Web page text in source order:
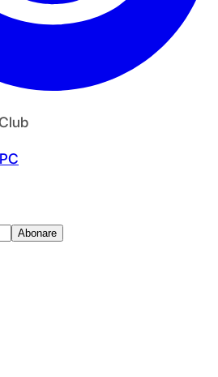
Abonare